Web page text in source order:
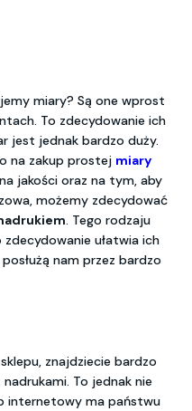
miary? Są one wprost
To zdecydowanie ich
jest jednak bardzo duży.
na zakup prostej miary
jakości oraz na tym, aby
możemy zdecydować
. Tego rodzaju
zdecydowanie ułatwia ich
nam przez bardzo
znajdziecie bardzo
To jednak nie
internetowy ma państwu